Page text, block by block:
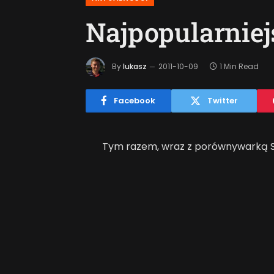
By lukasz 2011-10-09 1 Min Read
Facebook Twitter
Tym razem, wraz z porównywarką